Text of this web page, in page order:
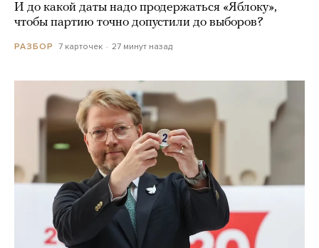
И до какой даты надо продержаться «Яблоку»,
чтобы партию точно допустили до выборов?
РАЗБОР 7 карточек 27 минут назад